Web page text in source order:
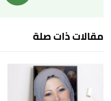
مقالات ذات صلة